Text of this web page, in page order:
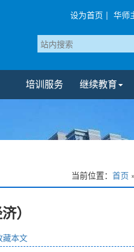
设为首页 | 华师
培训服务 继续教育
当前位置： 首页
）
藏本文